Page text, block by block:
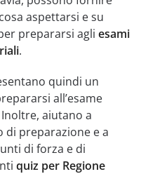
aspettarsi e su
prepararsi agli esami
.
quindi un
all’esame
aiutano a
preparazione e a
di forza e di
quiz per Regione